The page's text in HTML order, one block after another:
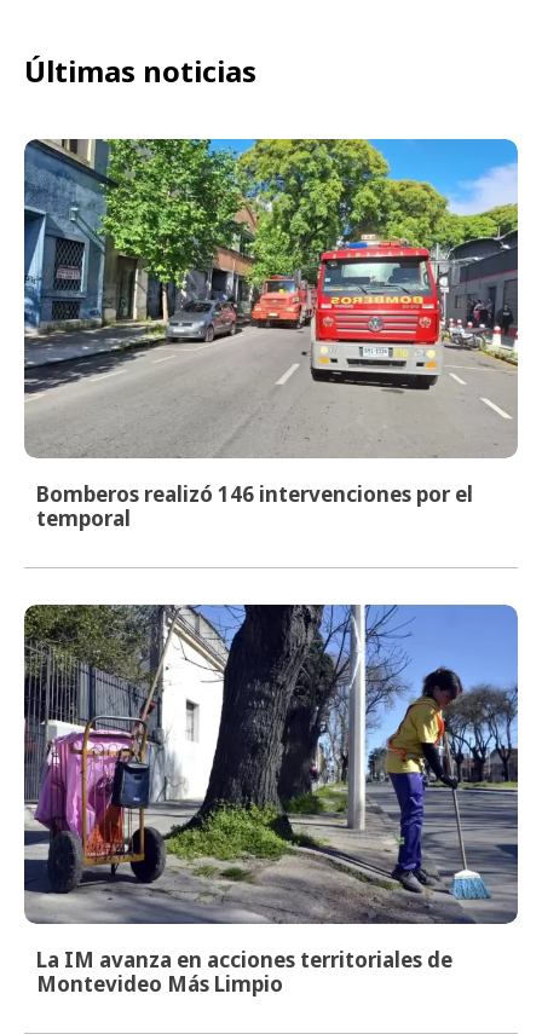
Últimas noticias
Bomberos realizó 146 intervenciones por el
temporal
La IM avanza en acciones territoriales de
Montevideo Más Limpio